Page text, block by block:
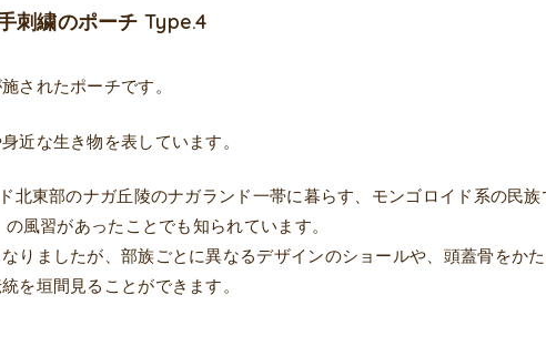
刺繍のポーチ Type.4
されたポーチです。
近な生き物を表しています。
北東部のナガ丘陵のナガランド一帯に暮らす、モンゴロイド系の民
風習があったことでも知られています。
りましたが、部族ごとに異なるデザインのショールや、頭蓋骨をか
を垣間見ることができます。